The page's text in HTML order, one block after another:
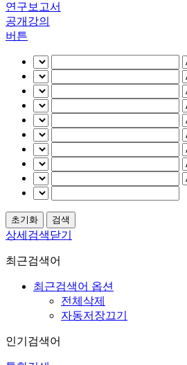
연구보고서
공개강의
버튼
상세검색닫기
최근검색어
최근검색어 옵션
전체삭제
자동저장끄기
인기검색어